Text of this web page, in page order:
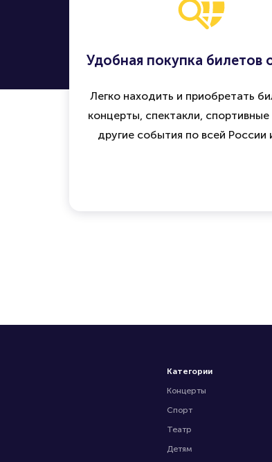
Удобная покупка билетов
Легко находить и приобретать
концерты, спектакли,
другие события по всей России
Категории
Концерты
Спорт
Театр
Детям